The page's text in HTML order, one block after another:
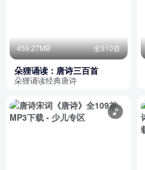
459.27MB 全310首
朵狸诵读：唐诗三百首
朵狸诵读经典唐诗